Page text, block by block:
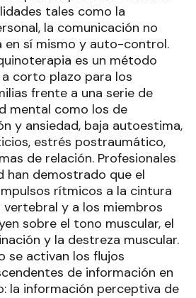
tales como la
la comunicación no
en sí mismo y auto-control.
es un método
corto plazo para los
frente a una serie de
mental como los de
y ansiedad, baja autoestima,
estrés postraumático,
de relación. Profesionales
han demostrado que el
rítmicos a la cintura
vertebral y a los miembros
sobre el tono muscular, el
y la destreza muscular.
se activan los flujos
de información en
la información perceptiva de